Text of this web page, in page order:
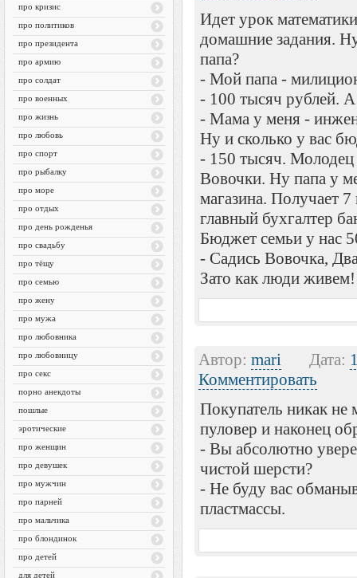
про кризис
про политиков
про президента
про армию
про солдат
про военных
про жизнь
про любовь
про спорт
про рыбалку
про море
про отдых
про день рожденья
про свадьбу
про тёщу
про семью
про жену
про мужа
про любовника
про любовницу
про секс
порно анекдоты
пошлые
эротические
про женщин
про девушек
про мужчин
про парней
про мальчика
про блондинок
про детей
для детей
Идет урок
домашние задания.
папа?
- Мой папа -
- 100 тысяч рублей.
- Мама у меня -
Ну и сколько у вас
- 150 тысяч.
Вовочки. Ну папа у
магазина. Получает
главный бухгалтер
Бюджет семьи у нас
- Садись Вовочка,
Зато как люди
Автор: mari Дата:
Комментировать
Покупатель никак не
пуловер и наконец
- Вы абсолютно
чистой шерсти?
- Не буду вас
пластмассы.